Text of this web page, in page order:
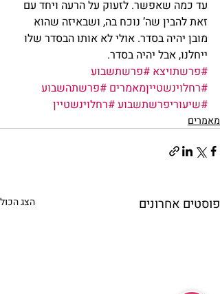
עד כמה שאפשר. לזעוק על הרעה ויחד עם
זאת להבין שה’ נוכח בה, ושבאיזה שהוא
מובן יהיה בסדר. אולי לא אותו הבסדר שלו
ייחלנו, אבל יהיה בסדר.
#פרשתויצא #פרשתשבוע
#רחלוינשטייןמאמרים #פרשתהשבוע
#שיעוריפרשתשבוע#רחלוינשטיין
מאמרים
פוסטים אחרונים הצג הכול